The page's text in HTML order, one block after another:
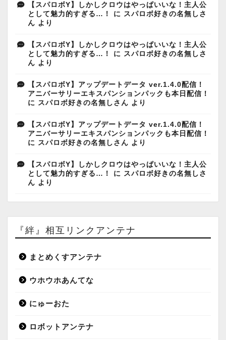
【スパロボY】しかしクロウはやっぱいいな！主人公
として魅力的すぎる…！
に スパロボ好きの名無しさ
ん より
【スパロボY】しかしクロウはやっぱいいな！主人公
として魅力的すぎる…！
に スパロボ好きの名無しさ
ん より
【スパロボY】アップデートデータ ver.1.4.0配信！
アニバーサリーエキスパンションパックも本日配信！
に スパロボ好きの名無しさん より
【スパロボY】アップデートデータ ver.1.4.0配信！
アニバーサリーエキスパンションパックも本日配信！
に スパロボ好きの名無しさん より
【スパロボY】しかしクロウはやっぱいいな！主人公
として魅力的すぎる…！
に スパロボ好きの名無しさ
ん より
『絆』相互リンクアンテナ
まとめくすアンテナ
ウホウホあんてな
にゅーおた
ロボットアンテナ